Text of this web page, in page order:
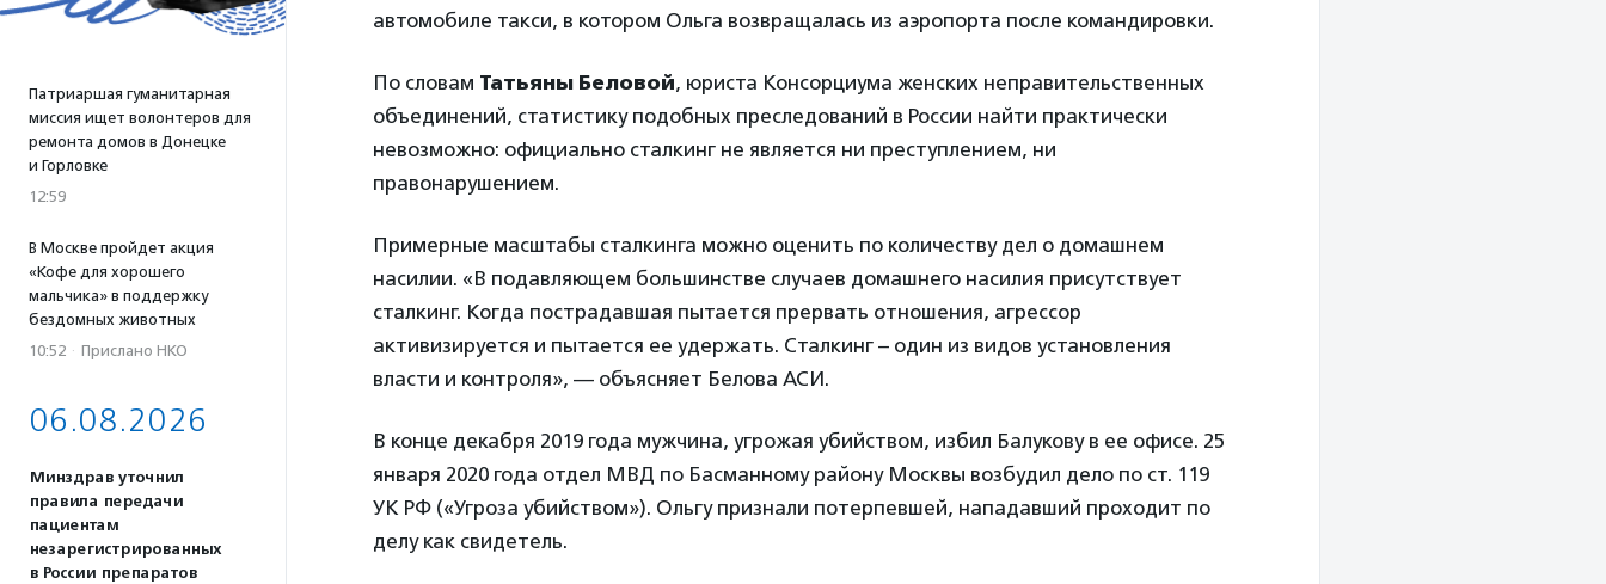
Патриаршая гуманитарная
миссия ищет волонтеров для
ремонта домов в Донецке
и Горловке
12:59
В Москве пройдет акция
«Кофе для хорошего
мальчика» в поддержку
бездомных животных
10:52 · Прислано НКО
06.08.2026
Минздрав уточнил
правила передачи
пациентам
незарегистрированных
в России препаратов
автомобиле такси, в котором Ольга возвращалась из аэропорта после командировки.
По словам Татьяны Беловой, юриста Консорциума женских неправительственных
объединений, статистику подобных преследований в России найти практически
невозможно: официально сталкинг не является ни преступлением, ни
правонарушением.
Примерные масштабы сталкинга можно оценить по количеству дел о домашнем
насилии. «В подавляющем большинстве случаев домашнего насилия присутствует
сталкинг. Когда пострадавшая пытается прервать отношения, агрессор
активизируется и пытается ее удержать. Сталкинг – один из видов установления
власти и контроля», — объясняет Белова АСИ.
В конце декабря 2019 года мужчина, угрожая убийством, избил Балукову в ее офисе. 25
января 2020 года отдел МВД по Басманному району Москвы возбудил дело по ст. 119
УК РФ («Угроза убийством»). Ольгу признали потерпевшей, нападавший проходит по
делу как свидетель.